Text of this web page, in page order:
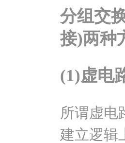
分组交
接)两种
(1)虚电
所谓虚电
建立逻辑